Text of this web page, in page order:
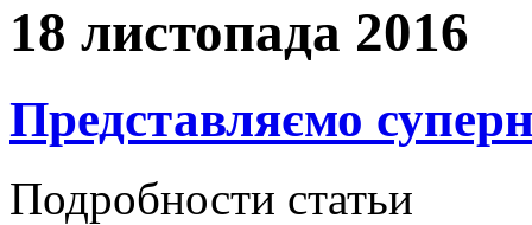
18 листопада 2016
Представляємо
Подробности статьи